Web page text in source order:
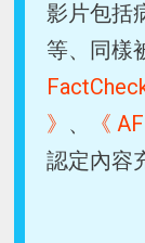
影片包括
等、同樣
》 、 《
認定內容